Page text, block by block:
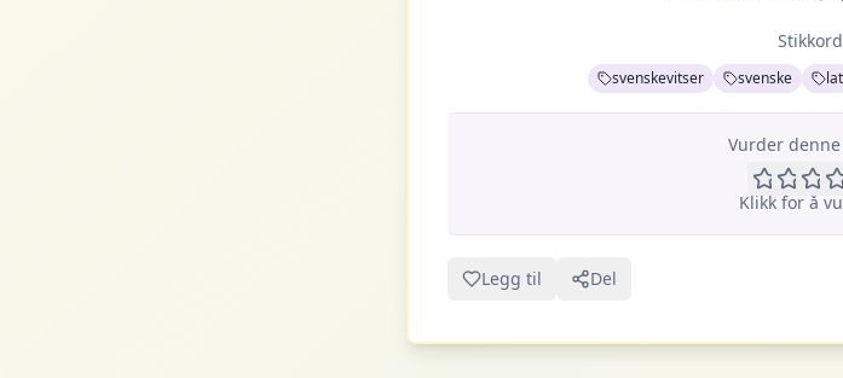
svenskevitser svenske lat
Vurder
Klikk for å
Legg til Del